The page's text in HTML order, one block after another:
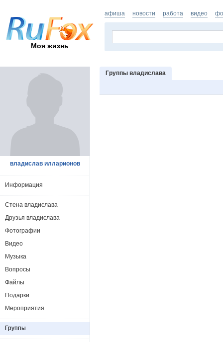
Моя жизнь
афиша новости работа видео
Группы владислава
владислав илларионов
Информация
Стена владислава
Друзья владислава
Фотографии
Видео
Музыка
Вопросы
Файлы
Подарки
Мероприятия
Группы